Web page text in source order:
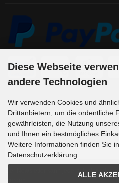
Newsletter-Anmeldung
E-Mail-Adresse:
Der Newsletter kann jederzeit hier oder
Diese Webseite
andere Technologien
Wir verwenden Cookies und
Drittanbietern, um die ordentliche
gewährleisten, die Nutzung
und Ihnen ein bestmögliches
Weitere Informationen finden Sie
Datenschutzerklärung.
ALLE